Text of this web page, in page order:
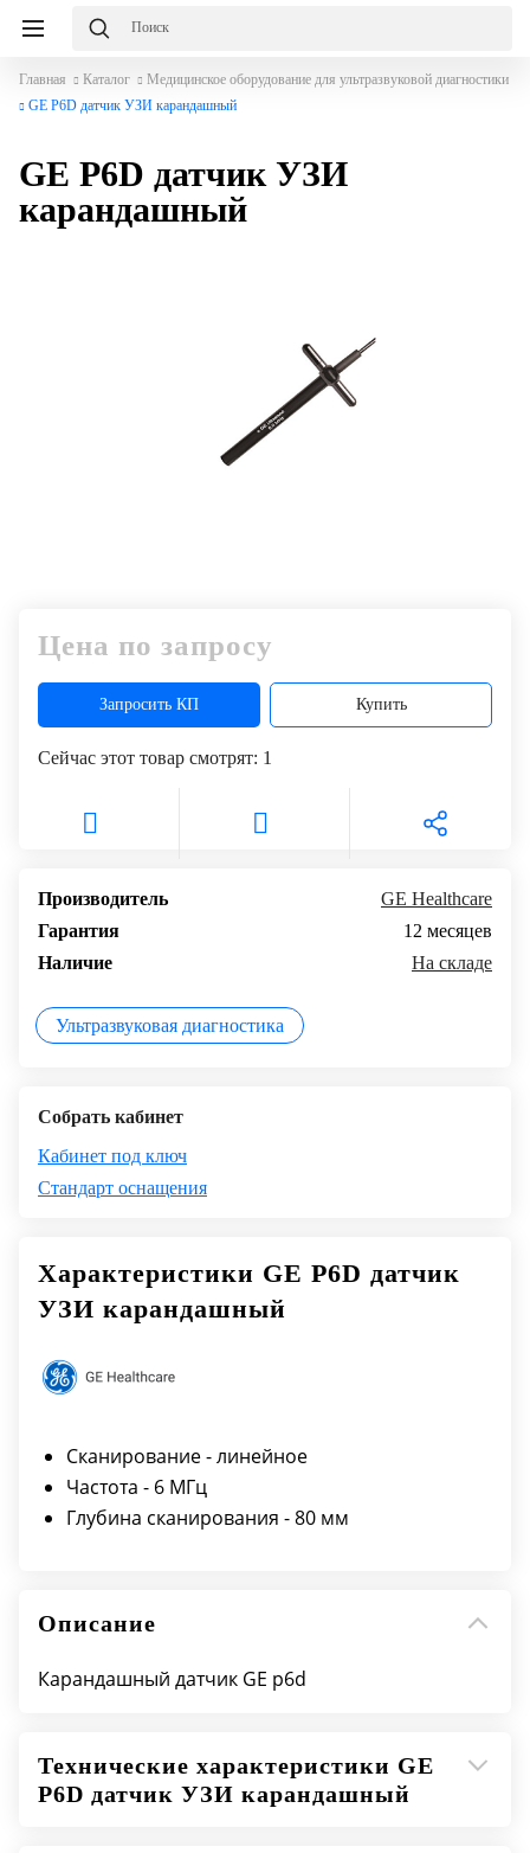
Главная Каталог
Медицинское оборудование для ультразвуковой диагностики
GE P6D датчик УЗИ карандашный
GE P6D датчик УЗИ
карандашный
Цена по запросу
Запросить КП Купить
Сейчас этот товар смотрят: 1
Производитель
GE Healthcare
Гарантия
12 месяцев
Наличие
На складе
Ультразвуковая диагностика
Собрать кабинет
Кабинет под ключ
Стандарт оснащения
Характеристики GE P6D датчик
УЗИ карандашный
Сканирование - линейное
Частота - 6 МГц
Глубина сканирования - 80 мм
Описание
Карандашный датчик GE p6d
Технические характеристики GE
P6D датчик УЗИ карандашный